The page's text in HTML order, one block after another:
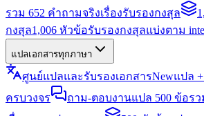
รวม 652 คำถามจริงเรื่องรับรองกงสุล
กงสุล1,006 หัวข้อรับรองกงสุลแบ่งตาม
แปลเอกสารทุกภาษา
ศูนย์แปลและรับรองเอกสารNewแปล
ครบวงจร
ถาม-ตอบงานแปล 500 ข้อรว